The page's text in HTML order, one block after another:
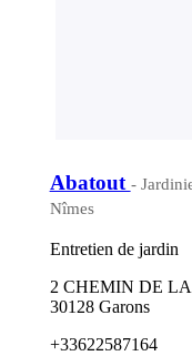
Abatout -
Nîmes
Entretien de jardin
2 CHEMIN DE
30128 Garons
+33622587164